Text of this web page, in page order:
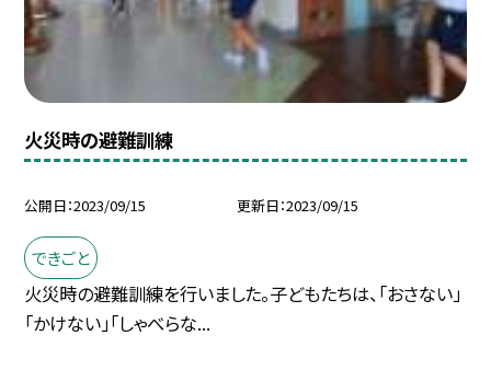
火災時の避難訓練
公開日 2023/09/15 更新日 2023/09/15
できごと
火災時の避難訓練を行いました。子どもたちは、「おさない」
「かけない」「しゃべらな...